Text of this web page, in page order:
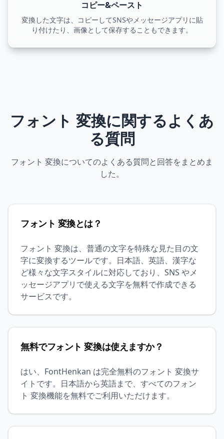
コピー&ペースト
変換した文字は、コピーしてSNSやメッセージアプリに貼
り付けたり、画像として保存することもできます。
フォント 変換に関するよくあ
る質問
フォント 変換についてのよくある質問と回答をまとめま
した。
フォント 変換とは？
フォント 変換は、普通の文字を特殊な見た目の文
字に変換するツールです。日本語、英語、漢字な
ど様々な文字スタイルに対応しており、SNS やメ
ッセージアプリで使える文字を無料で作成できる
サービスです。
無料でフォント 変換は使えますか？
はい、FontHenkan は完全無料のフォント 変換サ
イトです。日本語から英語まで、すべてのフォン
ト 変換機能を無料でご利用いただけます。